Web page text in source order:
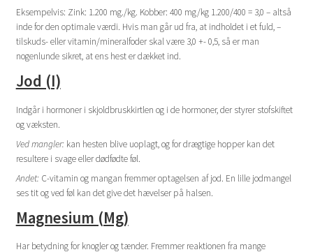
Eksempelvis: Zink: 1.200 mg./kg. Kobber: 400 mg/kg 1.200/400 = 3,0 – altså
inde for den optimale værdi. Hvis man går ud fra, at indholdet i et fuld, –
tilskuds- eller vitamin/mineralfoder skal være 3,0 +- 0,5, så er man
nogenlunde sikret, at ens hest er dækket ind.
Jod (I)
Indgår i hormoner i skjoldbruskkirtlen og i de hormoner, der styrer stofskiftet
og væksten.
Ved mangler:kan hesten blive uoplagt, og for drægtige hopper kan det
resultere i svage eller dødfødte føl.
Andet:C-vitamin og mangan fremmer optagelsen af jod. En lille jodmangel
ses tit og ved føl kan det give det hævelser på halsen.
Magnesium (Mg)
Har betydning for knogler og tænder. Fremmer reaktionen fra mange